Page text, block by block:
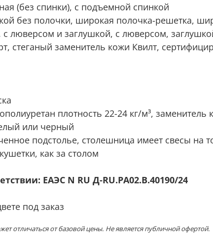
(без спинки), с подъемной спинкой
без полочки, широкая полочка-решетка,
с люверсом и заглушкой, с люверсом,
стеганый заменитель кожи Квилт,
плотность 22-24 кг/м³, заменитель
или черный
подстолье, столешница имеет свесы на
как за столом
ЕАЭС N RU Д-RU.PA02.В.40190/24
под заказ
отличаться от базовой цены. Не является публичной офертой.